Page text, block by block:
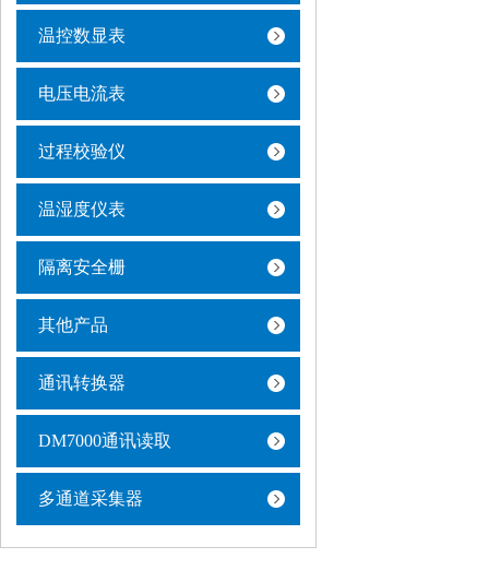
温控数显表
电压电流表
过程校验仪
温湿度仪表
隔离安全栅
其他产品
通讯转换器
DM7000通讯读取
多通道采集器